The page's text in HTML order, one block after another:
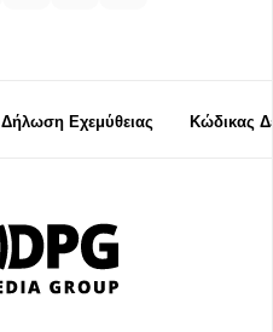
Δήλωση Εχεμύθειας Κώδικας